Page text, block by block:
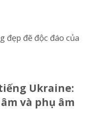
đẹp đẽ độc đáo của
Ukraine:
và phụ âm